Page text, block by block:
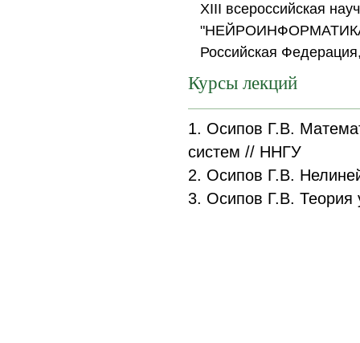
XIII всероссийская
"НЕЙРОИНФОРМАТИКА-
Российская
Курсы лекций
1. Осипов Г.В.
систем // ННГУ
2. Осипов Г.В.
3. Осипов Г.В.